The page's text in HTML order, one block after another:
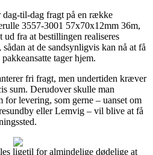
dag-til-dag fragt på en række
3557-3001 57x70x12mm 36m,
ud fra at bestillingen realiseres
at de sandsynligvis kan nå at få
tager hjem.
fri fragt, men undertiden kræver
sum. Derudover skulle man
levering, som gerne – uanset om
eller Lemvig – vil blive at få
ligetil for almindelige dødelige at